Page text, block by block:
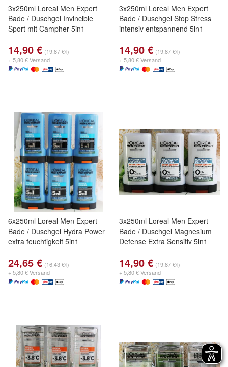
3x250ml Loreal Men Expert
Bade / Duschgel Invincible
Sport mit Campher 5in1
14,90 € (19,87 €/l)
+ 5,80 € Versand
3x250ml Loreal Men Expert
Bade / Duschgel Stop Stress
intensiv entspannend 5in1
14,90 € (19,87 €/l)
+ 5,80 € Versand
6x250ml Loreal Men Expert
Bade / Duschgel Hydra Power
extra feuchtigkeit 5in1
24,65 € (16,43 €/l)
+ 5,80 € Versand
3x250ml Loreal Men Expert
Bade / Duschgel Magnesium
Defense Extra Sensitiv 5in1
14,90 € (19,87 €/l)
+ 5,80 € Versand